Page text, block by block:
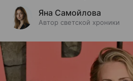
Яна Самойлова
Автор светской хроники